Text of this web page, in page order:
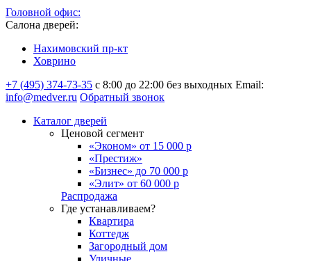
Головной офис:
Салона дверей:
Нахимовский пр-кт
Ховрино
+7 (495) 374-73-35 с 8:00 до 22:00 без выходных Email:
info@medver.ru Обратный звонок
Каталог дверей
Ценовой сегмент
«Эконом» от 15 000 р
«Престиж»
«Бизнес» до 70 000 р
«Элит» от 60 000 р
Распродажа
Где устанавливаем?
Квартира
Коттедж
Загородный дом